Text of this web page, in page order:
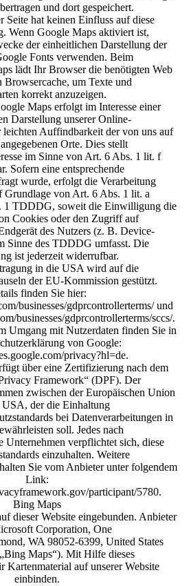
und dort gespeichert.
Seite hat keinen Einfluss auf diese
Wenn Google Maps aktiviert ist,
der einheitlichen Darstellung der
Fonts verwenden. Beim
lädt Ihr Browser die benötigten Web
Browsercache, um Texte und
korrekt anzuzeigen.
Maps erfolgt im Interesse einer
Darstellung unserer Online-
leichten Auffindbarkeit der von uns auf
Orte. Dies stellt
im Sinne von Art. 6 Abs. 1 lit. f
Sofern eine entsprechende
wurde, erfolgt die Verarbeitung
Grundlage von Art. 6 Abs. 1 lit. a
1 TDDDG, soweit die Einwilligung die
Cookies oder den Zugriff auf
des Nutzers (z. B. Device-
Sinne des TDDDG umfasst. Die
ist jederzeit widerrufbar.
in die USA wird auf die
der EU-Kommission gestützt.
finden Sie hier:
businesses/gdprcontrollerterms/ und
businesses/gdprcontrollerterms/sccs/.
Umgang mit Nutzerdaten finden Sie in
von Google:
privacy?hl=de.
über eine Zertifizierung nach dem
Framework“ (DPF). Der
zwischen der Europäischen Union
USA, der die Einhaltung
bei Datenverarbeitungen in
soll. Jedes nach
Unternehmen verpflichtet sich, diese
einzuhalten. Weitere
Sie vom Anbieter unter folgendem
Link:
participant/5780.
Bing Maps
dieser Website eingebunden. Anbieter
Corporation, One
WA 98052-6399, United States
Maps“). Mit Hilfe dieses
Kartenmaterial auf unserer Website
einbinden.